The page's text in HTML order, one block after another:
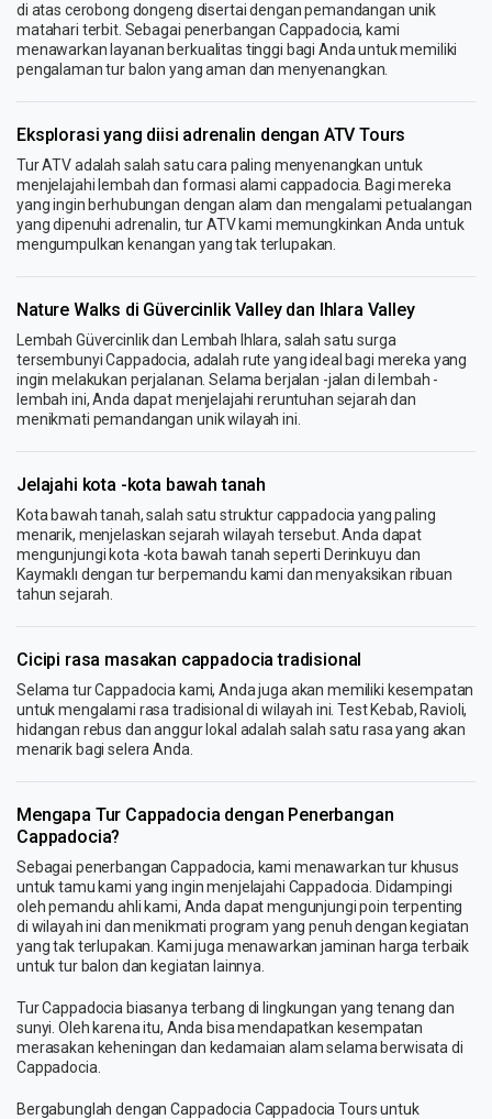
di atas cerobong dongeng disertai dengan pemandangan unik
matahari terbit. Sebagai penerbangan Cappadocia, kami
menawarkan layanan berkualitas tinggi bagi Anda untuk memiliki
pengalaman tur balon yang aman dan menyenangkan.
Eksplorasi yang diisi adrenalin dengan ATV Tours
Tur ATV adalah salah satu cara paling menyenangkan untuk
menjelajahi lembah dan formasi alami cappadocia. Bagi mereka
yang ingin berhubungan dengan alam dan mengalami petualangan
yang dipenuhi adrenalin, tur ATV kami memungkinkan Anda untuk
mengumpulkan kenangan yang tak terlupakan.
Nature Walks di Güvercinlik Valley dan Ihlara Valley
Lembah Güvercinlik dan Lembah Ihlara, salah satu surga
tersembunyi Cappadocia, adalah rute yang ideal bagi mereka yang
ingin melakukan perjalanan. Selama berjalan -jalan di lembah -
lembah ini, Anda dapat menjelajahi reruntuhan sejarah dan
menikmati pemandangan unik wilayah ini.
Jelajahi kota -kota bawah tanah
Kota bawah tanah, salah satu struktur cappadocia yang paling
menarik, menjelaskan sejarah wilayah tersebut. Anda dapat
mengunjungi kota -kota bawah tanah seperti Derinkuyu dan
Kaymaklı dengan tur berpemandu kami dan menyaksikan ribuan
tahun sejarah.
Cicipi rasa masakan cappadocia tradisional
Selama tur Cappadocia kami, Anda juga akan memiliki kesempatan
untuk mengalami rasa tradisional di wilayah ini. Test Kebab, Ravioli,
hidangan rebus dan anggur lokal adalah salah satu rasa yang akan
menarik bagi selera Anda.
Mengapa Tur Cappadocia dengan Penerbangan
Cappadocia?
Sebagai penerbangan Cappadocia, kami menawarkan tur khusus
untuk tamu kami yang ingin menjelajahi Cappadocia. Didampingi
oleh pemandu ahli kami, Anda dapat mengunjungi poin terpenting
di wilayah ini dan menikmati program yang penuh dengan kegiatan
yang tak terlupakan. Kami juga menawarkan jaminan harga terbaik
untuk tur balon dan kegiatan lainnya.
Tur Cappadocia biasanya terbang di lingkungan yang tenang dan
sunyi. Oleh karena itu, Anda bisa mendapatkan kesempatan
merasakan keheningan dan kedamaian alam selama berwisata di
Cappadocia.
Bergabunglah dengan Cappadocia Cappadocia Tours untuk